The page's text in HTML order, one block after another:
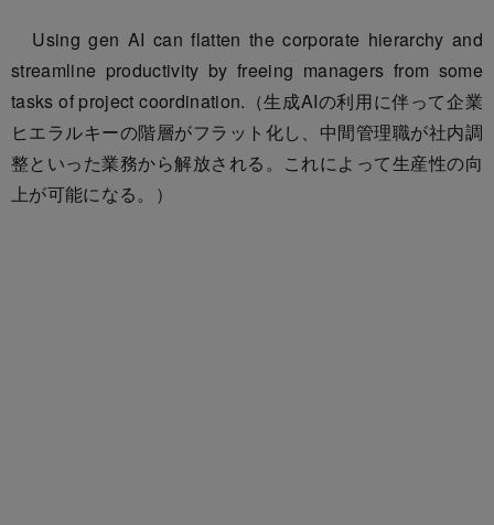
Using gen AI can flatten the corporate hierarchy and
streamline productivity by freeing managers from some
tasks of project coordination.（生成AIの利用に伴って企業
ヒエラルキーの階層がフラット化し、中間管理職が社内調
整といった業務から解放される。これによって生産性の向
上が可能になる。）